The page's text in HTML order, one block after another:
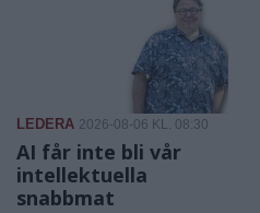
LEDERA 2026-08-06 KL. 08:30
AI får inte bli vår
intellektuella
snabbmat